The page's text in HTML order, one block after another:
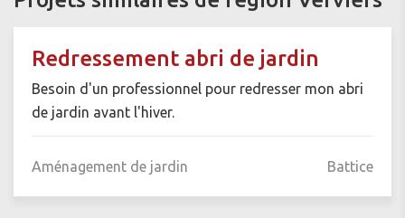
Redressement abri de jardin
Besoin d'un professionnel pour redresser mon abri
de jardin avant l'hiver.
Aménagement de jardin Battice